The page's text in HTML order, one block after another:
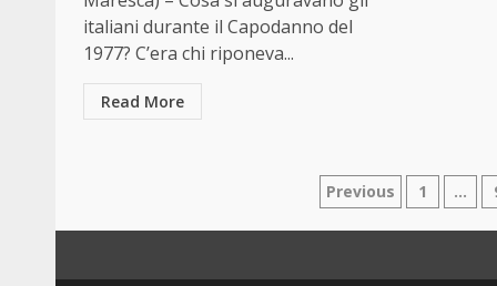
italiani durante il Capodanno del
1977? C’era chi riponeva...
Read More
degli
Previous 1 …